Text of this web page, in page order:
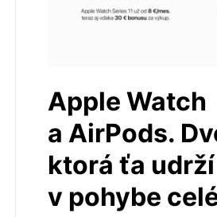
Apple Watch
a AirPods.
ktorá ťa udrží
v pohybe